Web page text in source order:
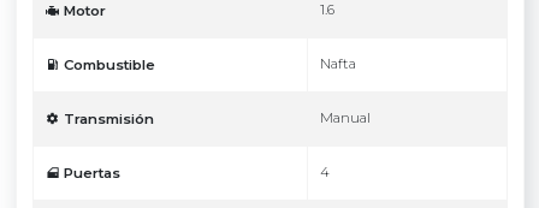
Motor 1.6
Combustible Nafta
Transmisión Manual
Puertas 4